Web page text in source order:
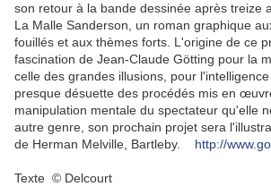
son retour à la bande dessinée après treize
La Malle Sanderson, un roman graphique
fouillés et aux thèmes forts. L'origine de ce
fascination de Jean-Claude Götting pour la
celle des grandes illusions, pour
presque désuette des procédés mis en
manipulation mentale du spectateur qu'elle
autre genre, son prochain projet sera
de Herman Melville, Bartleby.
http://
Texte © Delcourt